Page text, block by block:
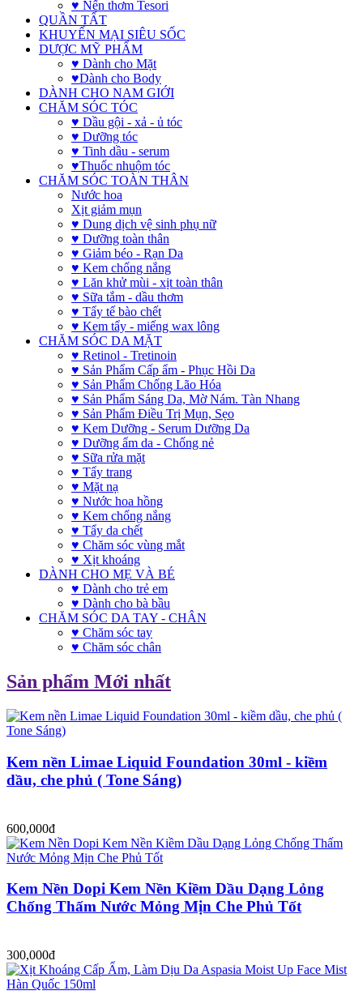
♥ Nến thơm Tesori
QUẦN TẤT
KHUYẾN MẠI SIÊU SỐC
DƯỢC MỸ PHẨM
♥ Dành cho Mặt
♥Dành cho Body
DÀNH CHO NAM GIỚI
CHĂM SÓC TÓC
♥ Dầu gội - xả - ủ tóc
♥ Dưỡng tóc
♥ Tinh dầu - serum
♥Thuốc nhuộm tóc
CHĂM SÓC TOÀN THÂN
Nước hoa
Xịt giảm mụn
♥ Dung dịch vệ sinh phụ nữ
♥ Dưỡng toàn thân
♥ Giảm béo - Rạn Da
♥ Kem chống nắng
♥ Lăn khử mùi - xịt toàn thân
♥ Sữa tắm - dầu thơm
♥ Tẩy tế bào chết
♥ Kem tẩy - miếng wax lông
CHĂM SÓC DA MẶT
♥ Retinol - Tretinoin
♥ Sản Phẩm Cấp ẩm - Phục Hồi Da
♥ Sản Phẩm Chống Lão Hóa
♥ Sản Phẩm Sáng Da, Mờ Nám. Tàn Nhang
♥ Sản Phẩm Điều Trị Mụn, Sẹo
♥ Kem Dưỡng - Serum Dưỡng Da
♥ Dưỡng ẩm da - Chống nẻ
♥ Sữa rửa mặt
♥ Tẩy trang
♥ Mặt nạ
♥ Nước hoa hồng
♥ Kem chống nắng
♥ Tẩy da chết
♥ Chăm sóc vùng mắt
♥ Xịt khoáng
DÀNH CHO MẸ VÀ BÉ
♥ Dành cho trẻ em
♥ Dành cho bà bầu
CHĂM SÓC DA TAY - CHÂN
♥ Chăm sóc tay
♥ Chăm sóc chân
Sản phẩm Mới nhất
Kem nền Limae Liquid Foundation 30ml - kiềm
dầu, che phủ ( Tone Sáng)
600,000đ
Kem Nền Dopi Kem Nền Kiềm Dầu Dạng Lỏng
Chống Thấm Nước Mỏng Mịn Che Phủ Tốt
300,000đ